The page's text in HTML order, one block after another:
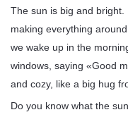
The sun is big and bright.
making everything
we wake up in the
windows, saying «Good
and cozy, like a big hug
Do you know what the